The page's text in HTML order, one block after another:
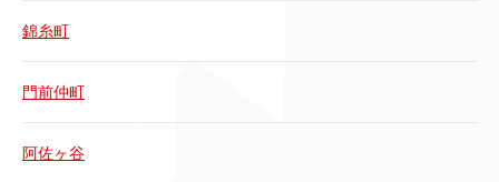
錦糸町
門前仲町
阿佐ヶ谷